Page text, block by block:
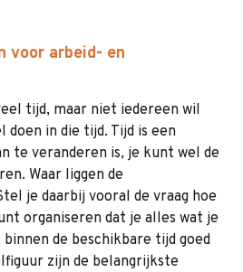
voor arbeid- en
tijd, maar niet iedereen wil
in die tijd. Tijd is een
te veranderen is, je kunt wel de
Waar liggen de
je daarbij vooral de vraag hoe
organiseren dat je alles wat je
de beschikbare tijd goed
zijn de belangrijkste